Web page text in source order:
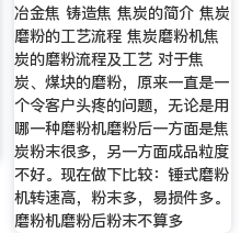
冶金焦 铸造焦 焦炭的简介 焦炭
磨粉的工艺流程 焦炭磨粉机焦
炭的磨粉流程及工艺 对于焦
炭、煤块的磨粉，原来一直是一
个令客户头疼的问题，无论是用
哪一种磨粉机磨粉后一方面是焦
炭粉末很多，另一方面成品粒度
不好。现在做下比较：锤式磨粉
机转速高，粉末多，易损件多。
磨粉机磨粉后粉末不算多